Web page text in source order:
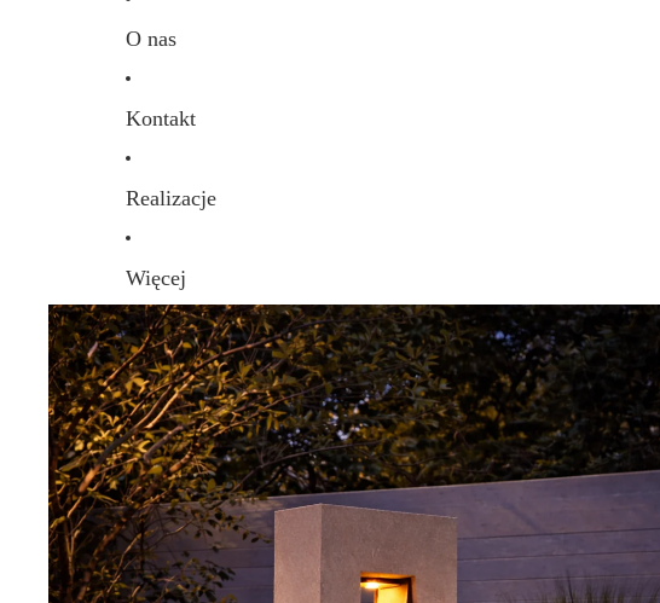
O nas
Kontakt
Realizacje
Więcej